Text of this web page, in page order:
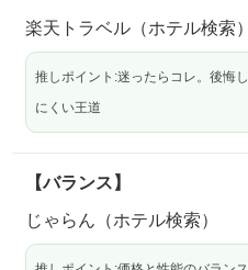
楽天トラベル（ホテル検索）
推しポイント:迷ったらコレ。後悔し
にくい王道
【バランス】
じゃらん（ホテル検索）